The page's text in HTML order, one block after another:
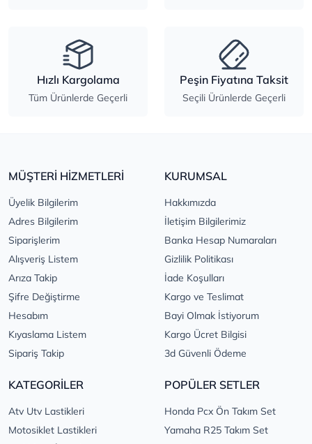
Hızlı Kargolama
Tüm Ürünlerde Geçerli
Peşin Fiyatına Taksit
Seçili Ürünlerde Geçerli
MÜŞTERİ HİZMETLERİ
Üyelik Bilgilerim
Adres Bilgilerim
Siparişlerim
Alışveriş Listem
Arıza Takip
Şifre Değiştirme
Hesabım
Kıyaslama Listem
Sipariş Takip
KURUMSAL
Hakkımızda
İletişim Bilgilerimiz
Banka Hesap Numaraları
Gizlilik Politikası
İade Koşulları
Kargo ve Teslimat
Bayi Olmak İstiyorum
Kargo Ücret Bilgisi
3d Güvenli Ödeme
KATEGORİLER
Atv Utv Lastikleri
Motosiklet Lastikleri
POPÜLER SETLER
Honda Pcx Ön Takım Set
Yamaha R25 Takım Set